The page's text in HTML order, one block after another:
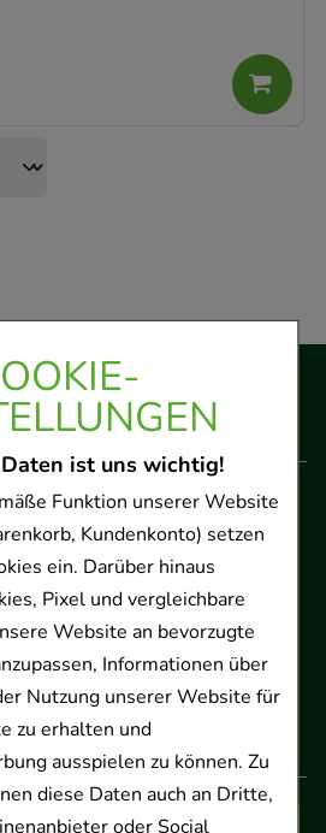
ist uns wichtig!
Funktion unserer Website
Kundenkonto) setzen
ein. Darüber hinaus
Pixel und vergleichbare
Website an bevorzugte
Informationen über
Nutzung unserer Website für
zu erhalten und
ausspielen zu können. Zu
diese Daten auch an Dritte,
oder Social